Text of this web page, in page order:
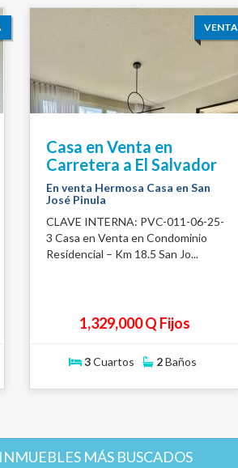
VENTA
Casa en Venta en
Carretera a El Salvador
En venta Hermosa Casa en San
José Pinula
CLAVE INTERNA: PVC-011-06-25-
3 Casa en Venta en Condominio
Residencial – Km 18.5 San Jo...
1,329,000 Q Fijos
3Cuartos 2Baños
INMUEBLES MÁS BUSCADOS